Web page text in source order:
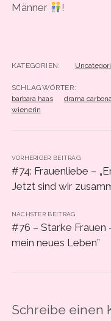
Männer
!
KATEGORIEN:
SCHLAGWÖRTER:
barbara haas
drama
wienerin
VORHERIGER BEITRAG
#74: Frauenliebe –
Jetzt sind wir
NÄCHSTER BEITRAG
#76 – Starke Frauen
mein neues Leben”
Schreibe einen